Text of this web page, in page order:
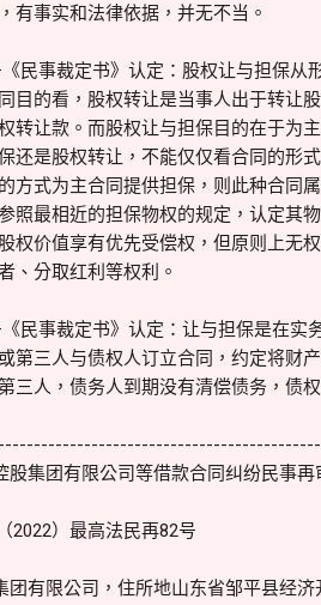
有事实和法律依据，并无不当。
民事裁定书》认定：股权让与担保从
目的看，股权转让是当事人出于转让
转让款。而股权让与担保目的在于为
还是股权转让，不能仅仅看合同的形
方式为主合同提供担保，则此种合同
照最相近的担保物权的规定，认定其
权价值享有优先受偿权，但原则上无
、分取红利等权利。
民事裁定书》认定：让与担保是在实
第三人与债权人订立合同，约定将财
三人，债务人到期没有清偿债务，债
集团有限公司等借款合同纠纷民事
2022）最高法民再82号
有限公司，住所地山东省邹平县经济